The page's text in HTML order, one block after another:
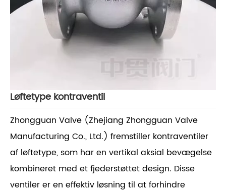
Løftetype kontraventil
Zhongguan Valve (Zhejiang Zhongguan Valve
Manufacturing Co., Ltd.) fremstiller kontraventiler
af løftetype, som har en vertikal aksial bevægelse
kombineret med et fjederstøttet design. Disse
ventiler er en effektiv løsning til at forhindre